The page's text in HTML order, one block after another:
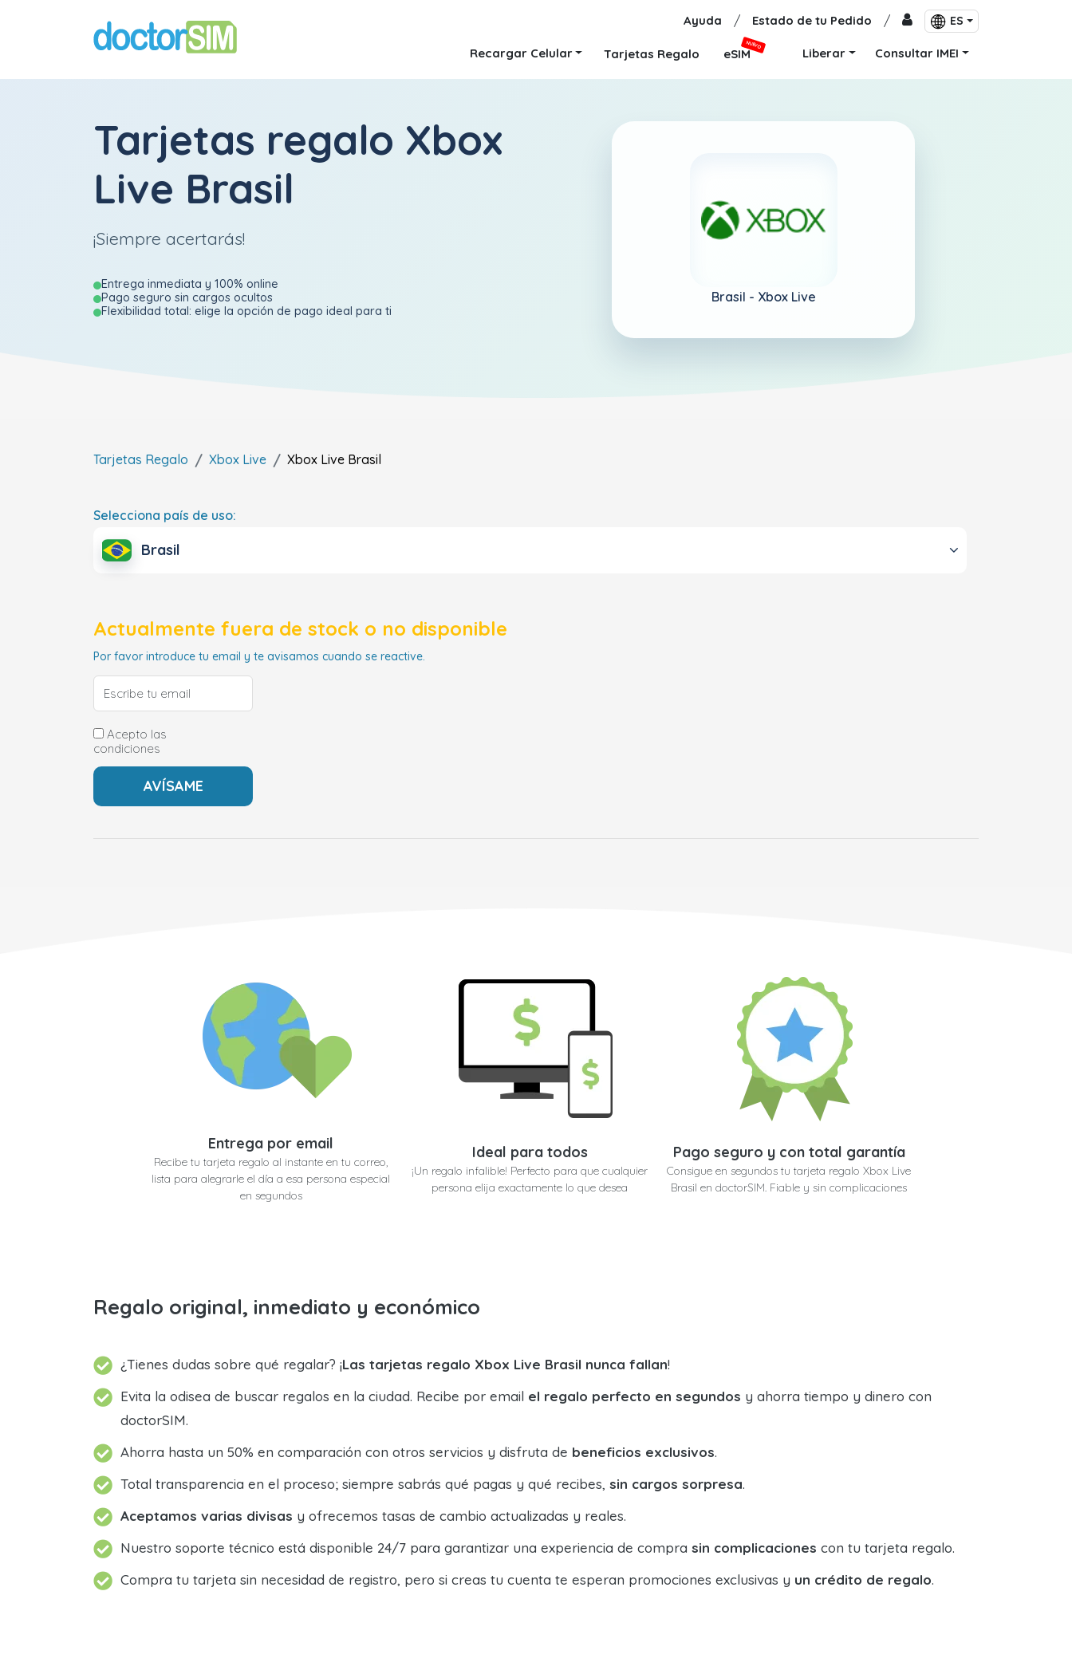
Ayuda / Estado de tu Pedido / ES
Recargar Celular Tarjetas Regalo eSIM
NUEVO
Liberar Consultar IMEI
Tarjetas regalo Xbox
Live Brasil
¡Siempre acertarás!
Entrega inmediata y 100% online
Pago seguro sin cargos ocultos
Flexibilidad total: elige la opción de pago ideal para ti
Brasil - Xbox Live
Tarjetas Regalo Xbox Live Xbox Live Brasil
Selecciona país de uso:
Brasil
Actualmente fuera de stock o no disponible
Por favor introduce tu email y te avisamos cuando se reactive.
Acepto las
condiciones
Entrega por email
Recibe tu tarjeta regalo al instante en tu correo,
lista para alegrarle el día a esa persona especial
en segundos
Ideal para todos
¡Un regalo infalible! Perfecto para que cualquier
persona elija exactamente lo que desea
Pago seguro y con total garantía
Consigue en segundos tu tarjeta regalo Xbox Live
Brasil en doctorSIM. Fiable y sin complicaciones
Regalo original, inmediato y económico
¿Tienes dudas sobre qué regalar? ¡Las tarjetas regalo Xbox Live Brasil nunca fallan!
Evita la odisea de buscar regalos en la ciudad. Recibe por email el regalo perfecto en segundos y ahorra tiempo y dinero con
doctorSIM.
Ahorra hasta un 50% en comparación con otros servicios y disfruta de beneficios exclusivos.
Total transparencia en el proceso; siempre sabrás qué pagas y qué recibes, sin cargos sorpresa.
Aceptamos varias divisas y ofrecemos tasas de cambio actualizadas y reales.
Nuestro soporte técnico está disponible 24/7 para garantizar una experiencia de compra sin complicaciones con tu tarjeta regalo.
Compra tu tarjeta sin necesidad de registro, pero si creas tu cuenta te esperan promociones exclusivas y un crédito de regalo.